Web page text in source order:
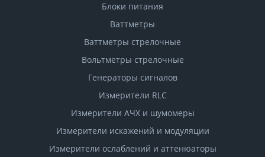
Блоки питания
Ваттметры
Ваттметры стрелочные
Вольтметры стрелочные
Генераторы сигналов
Измерители RLC
Измерители АЧХ и шумомеры
Измерители искажений и модуляции
Измерители ослаблений и аттенюаторы